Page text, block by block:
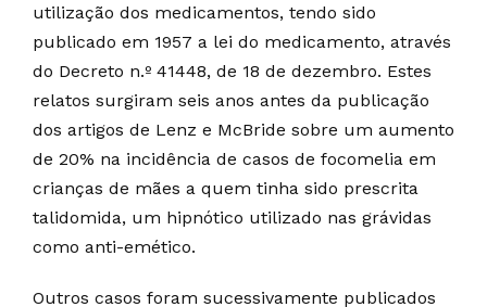
utilização dos medicamentos, tendo sido
publicado em 1957 a lei do medicamento, através
do Decreto n.º 41448, de 18 de dezembro. Estes
relatos surgiram seis anos antes da publicação
dos artigos de Lenz e McBride sobre um aumento
de 20% na incidência de casos de focomelia em
crianças de mães a quem tinha sido prescrita
talidomida, um hipnótico utilizado nas grávidas
como anti-emético.
Outros casos foram sucessivamente publicados